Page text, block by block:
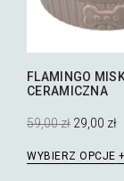
FLAMINGO
CERAMICZNA
59,00zł Pierwotna
cena
59,00 zł.
29,00 zł
WYBIERZ OPCJE